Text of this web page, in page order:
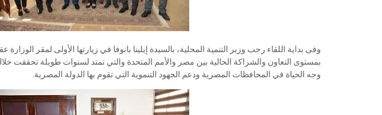
وفى بداية اللقاء رحب وزير التنمية المحلية، بالسيدة إيلينا بانوفا في زيارتها الأولى لمقر الوزارة
بمستوى التعاون والشراكة الحالية بين مصر والأمم المتحدة والتي تمتد لسنوات طويلة تحققت
وجه الحياة في المحافظات المصرية ودعم الجهود التنموية التي تقوم بها الدولة المصرية.